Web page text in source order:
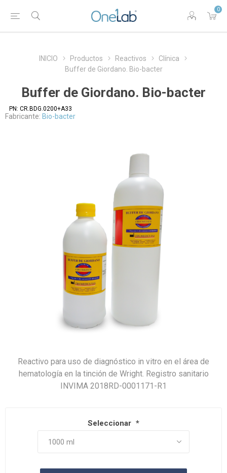
0
INICIO Productos Reactivos
Clínica
Buffer de Giordano. Bio-bacter
Buffer de Giordano. Bio-bacter
PN: CR.BDG.0200+A33
Fabricante: Bio-bacter
Reactivo para uso de diagnóstico in vitro en el área de
hematología en la tinción de Wright. Registro sanitario
INVIMA 2018RD-0001171-R1
Seleccionar *